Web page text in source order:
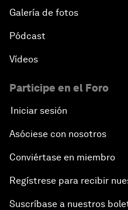
Galería de fotos
Pódcast
Vídeos
Participe en el Foro
Iniciar sesión
Asóciese con nosotros
Conviértase en miembro
Regístrese para recibir
Suscríbase a nuestros